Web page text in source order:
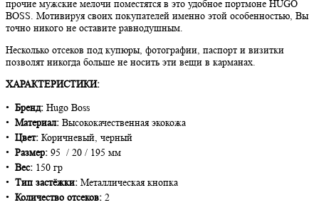
прочие мужские мелочи поместятся в это удобное портмоне HUGO
BOSS. Мотивируя своих покупателей именно этой особенностью, Вы
точно никого не оставите равнодушным.
Несколько отсеков под купюры, фотографии, паспорт и визитки
позволят никогда больше не носить эти вещи в карманах.
ХАРАКТЕРИСТИКИ:
• Бренд: Hugo Boss
• Материал: Высококачественная экокожа
• Цвет: Коричневый, черный
• Размер: 95 / 20 / 195 мм
• Вес: 150 гр
• Тип застёжки: Металлическая кнопка
• Количество отсеков: 2